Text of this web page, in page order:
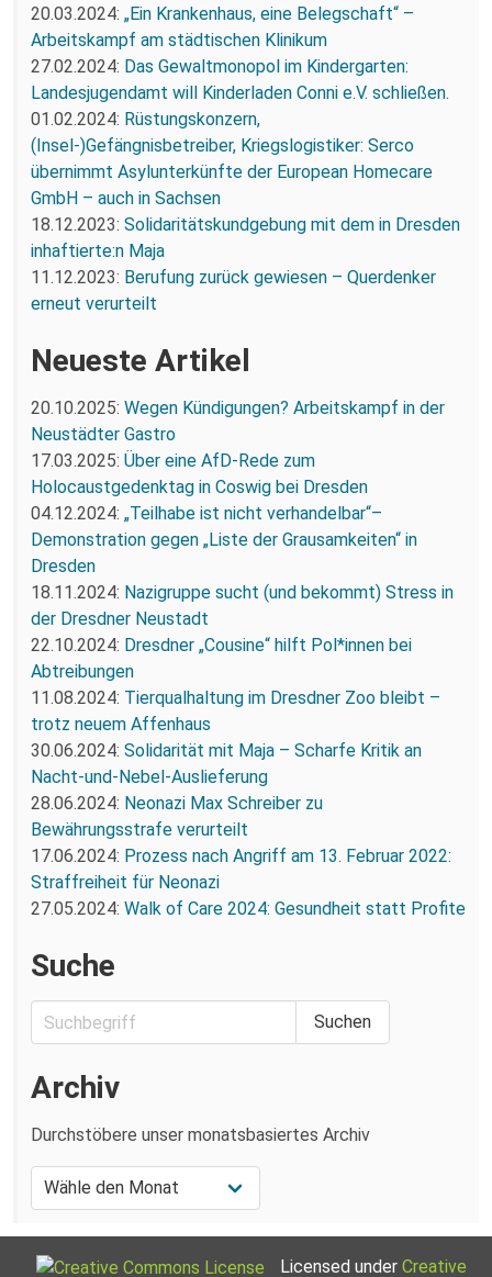
20.03.2024: „Ein Krankenhaus, eine Belegschaft“ –
Arbeitskampf am städtischen Klinikum
27.02.2024: Das Gewaltmonopol im Kindergarten:
Landesjugendamt will Kinderladen Conni e.V. schließen.
01.02.2024: Rüstungskonzern,
(Insel-)Gefängnisbetreiber, Kriegslogistiker: Serco
übernimmt Asylunterkünfte der European Homecare
GmbH – auch in Sachsen
18.12.2023: Solidaritätskundgebung mit dem in Dresden
inhaftierte:n Maja
11.12.2023: Berufung zurück gewiesen – Querdenker
erneut verurteilt
Neueste Artikel
20.10.2025: Wegen Kündigungen? Arbeitskampf in der
Neustädter Gastro
17.03.2025: Über eine AfD-Rede zum
Holocaustgedenktag in Coswig bei Dresden
04.12.2024: „Teilhabe ist nicht verhandelbar“–
Demonstration gegen „Liste der Grausamkeiten“ in
Dresden
18.11.2024: Nazigruppe sucht (und bekommt) Stress in
der Dresdner Neustadt
22.10.2024: Dresdner „Cousine“ hilft Pol*innen bei
Abtreibungen
11.08.2024: Tierqualhaltung im Dresdner Zoo bleibt –
trotz neuem Affenhaus
30.06.2024: Solidarität mit Maja – Scharfe Kritik an
Nacht-und-Nebel-Auslieferung
28.06.2024: Neonazi Max Schreiber zu
Bewährungsstrafe verurteilt
17.06.2024: Prozess nach Angriff am 13. Februar 2022:
Straffreiheit für Neonazi
27.05.2024: Walk of Care 2024: Gesundheit statt Profite
Suche
Archiv
Durchstöbere unser monatsbasiertes Archiv
Licensed under Creative